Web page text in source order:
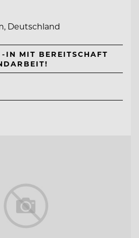
Deutschland
IN MIT BEREITSCHAFT